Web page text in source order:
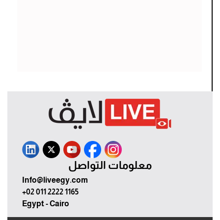
معلومات التواصل
Info@liveegy.com
+02 011 2222 1165
Egypt - Cairo